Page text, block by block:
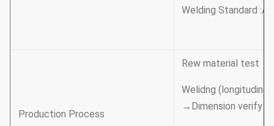
Welding Standard
Production Process
Rew material test
Welidng (longitudinal
→Dimension verify